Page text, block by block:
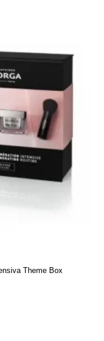
Theme Box